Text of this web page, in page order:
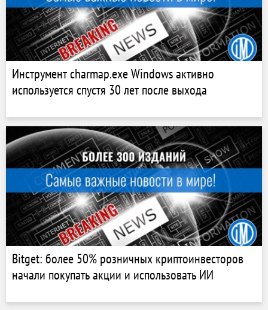
Инструмент charmap.exe Windows активно
используется спустя 30 лет после выхода
Bitget: более 50% розничных криптоинвесторов
начали покупать акции и использовать ИИ